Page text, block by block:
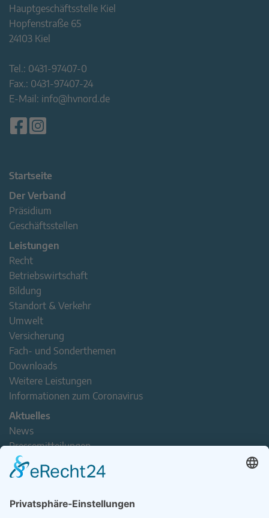
Hauptgeschäftsstelle Kiel
Hopfenstraße 65
24103 Kiel
Tel.: 0431-97407-0
Fax.: 0431-97407-24
E-Mail: info@hvnord.de
Startseite
Der Verband
Präsidium
Geschäftsstellen
Leistungen
Recht
Betriebswirtschaft
Bildung
Standort & Verkehr
Umwelt
Versicherung
Fach- und Sonderthemen
Downloads
Weitere Leistungen
Informationen zum Coronavirus
Aktuelles
News
Pressemitteilungen
Newsletter
Handel(n) im Norden – Mitgliederjournal
Verband erleben